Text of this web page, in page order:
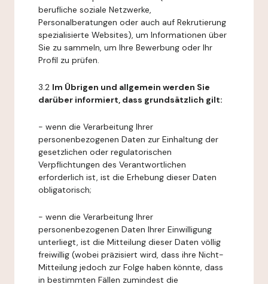
berufliche soziale Netzwerke,
Personalberatungen oder auch auf Rekrutierung
spezialisierte Websites), um Informationen über
Sie zu sammeln, um Ihre Bewerbung oder Ihr
Profil zu prüfen.
3.2 Im Übrigen und allgemein werden Sie
darüber informiert, dass grundsätzlich gilt:
- wenn die Verarbeitung Ihrer
personenbezogenen Daten zur Einhaltung der
gesetzlichen oder regulatorischen
Verpflichtungen des Verantwortlichen
erforderlich ist, ist die Erhebung dieser Daten
obligatorisch;
- wenn die Verarbeitung Ihrer
personenbezogenen Daten Ihrer Einwilligung
unterliegt, ist die Mitteilung dieser Daten völlig
freiwillig (wobei präzisiert wird, dass ihre Nicht-
Mitteilung jedoch zur Folge haben könnte, dass
in bestimmten Fällen zumindest die